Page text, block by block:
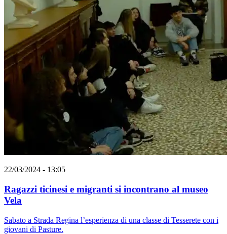
22/03/2024 - 13:05
Ragazzi ticinesi e migranti si incontrano al museo
Vela
Sabato a Strada Regina l’esperienza di una classe di Tesserete con i
giovani di Pasture.